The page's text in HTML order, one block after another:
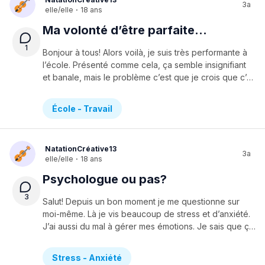
elle/elle · 18 ans
3a
Ma volonté d’être parfaite…
Bonjour à tous! Alors voilà, je suis très performante à
l’école. Présenté comme cela, ça semble insignifiant
et banale, mais le problème c’est que je crois que c’est devenu une obsession. Je suis très perfectionniste et j’aime que tout soit bien fait, et ce, dans n’importe quelle sphère de ma vie. Je veux tout contrôler et je n’arrive pas à lâcher prise. Ça fait plusieurs fois qu’on me le dit (et même un prof) mais je ne sais pas comment!! Je voudrais que tout soit parfait et ne faire aucune erreur, de peur d’être jugée. Je sais bien qu’on apprend de nos erreurs et que c’est comme ça que nous évoluons pour devenir une meilleure personne de nous même, mais on dirait qu’une partie de mon cerveau ne l’a pas compris. C’est la même chose pour mes notes scolaires. Je vise toujours le 100% et j’accepte les notes entre 94 et 100%. En dessous de ça, ça va dépendre de la matière et de l’examen, mais je ne suis pas satisfaite. Sauf que le problème, c’est que si j’ai 75%, j’ai l’impression que c’est la fin et que je ne vaux plus rien. Bien sûr, c’est faut et une part de moi le sais, mais l’autre part ne veux pas comprendre. J’ai eu une note comme ça cette année et j’ai pleuré quelques juste pour ça (à noter que je suis une personne très sensible qui pleure souvent). Je crois que c’est une obsession un peu malsaine puisque je suis rendue à consulter plusieurs fois par jour le site où les profs déposent les notes, dans l’espoir qu’une ait apparu. Je sais que je dois baisser mes attentes, mais je n’y arrive pas. Je vise d’être nominée dans le gala de fin d’année dans la catégorie performance, comme les autres années (je suis en sec.3), et peut-être même être la plus performante (mais juste être nominée me suffit, je ne recherche pas le titre de meilleure).Auriez vous des conseils? En tout cas, merci de m’avoir lu!!
1
École - Travail
NatationCréative13
elle/elle · 18 ans
3a
Psychologue ou pas?
Salut! Depuis un bon moment je me questionne sur
moi-même. Là je vis beaucoup de stress et d’anxiété.
J’ai aussi du mal à gérer mes émotions. Je sais que ça va passer, mais je me demande si consulter un psy pourrait me faire du bien. J’hésite vraiment car je ne sais pas si je suis prête. De plus, mon amie, qui est allée en voir un l’an passé, n’a pas vraiment aimé son expérience… Alors je ne sais pas!!! Un instant je me dis que j’aurais vraiment besoin d’aide et l’autre me dis que ça ne vaut pas la peine et que j’aurais l’air folle car mon problème n’est pas si important comparé aux autres. Est-ce que ça vous a déjà arrivé de ressentir ça? Si oui, comment en avez vous parler à vos parents? (Car même si j’ai 14 ans, j’ai besoin d’un transport et donc je suis obligée d’avertir quelqu’un). Merci beaucoup!
3
Stress - Anxiété